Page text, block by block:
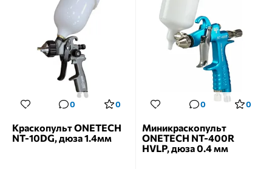
0 0
Краскопульт ONETECH
NT-10DG, дюза 1.4мм
0 0
Миникраскопульт
ONETECH NT-400R
HVLP, дюза 0.4 мм